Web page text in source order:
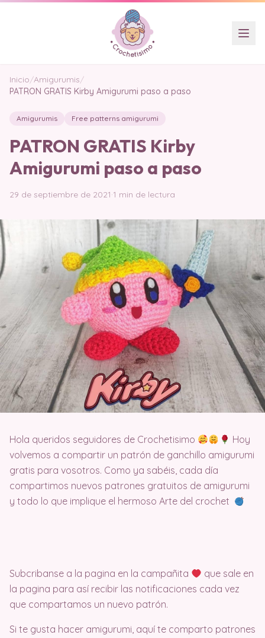
Inicio/Amigurumis/
PATRON GRATIS Kirby Amigurumi paso a paso
Amigurumis Free patterns amigurumi
PATRON GRATIS Kirby
Amigurumi paso a paso
29 de septiembre de 2021·1 min de lectura
Hola queridos seguidores de Crochetisimo
Hoy
volvemos a compartir un patrón de ganchillo amigurumi
gratis para vosotros. Como ya sabéis, cada día
compartimos nuevos patrones gratuitos de amigurumi
y todo lo que implique el hermoso Arte del crochet
Subcribanse a la pagina en la campañita
que sale en
la pagina para así recibir las notificaciones cada vez
que compartamos un nuevo patrón.
Si te gusta hacer amigurumi, aquí te comparto patrones